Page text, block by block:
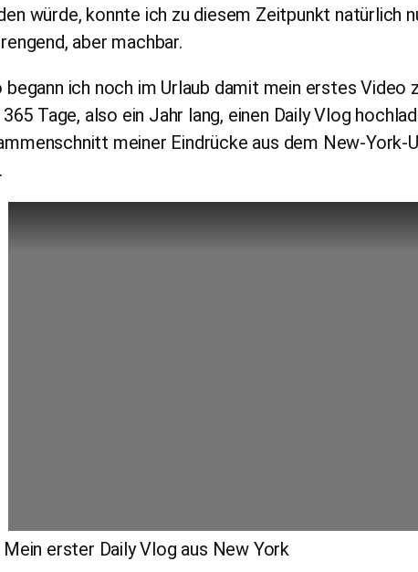
würde, konnte ich zu diesem Zeitpunkt natürlich
aber machbar.
begann ich noch im Urlaub damit mein erstes Video
Tage, also ein Jahr lang, einen Daily Vlog
meiner Eindrücke aus dem New-York-
Mein erster Daily Vlog aus New York